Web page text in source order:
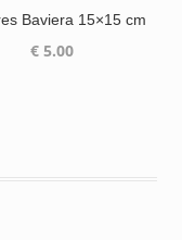
Baviera 15×15 cm
€5.00